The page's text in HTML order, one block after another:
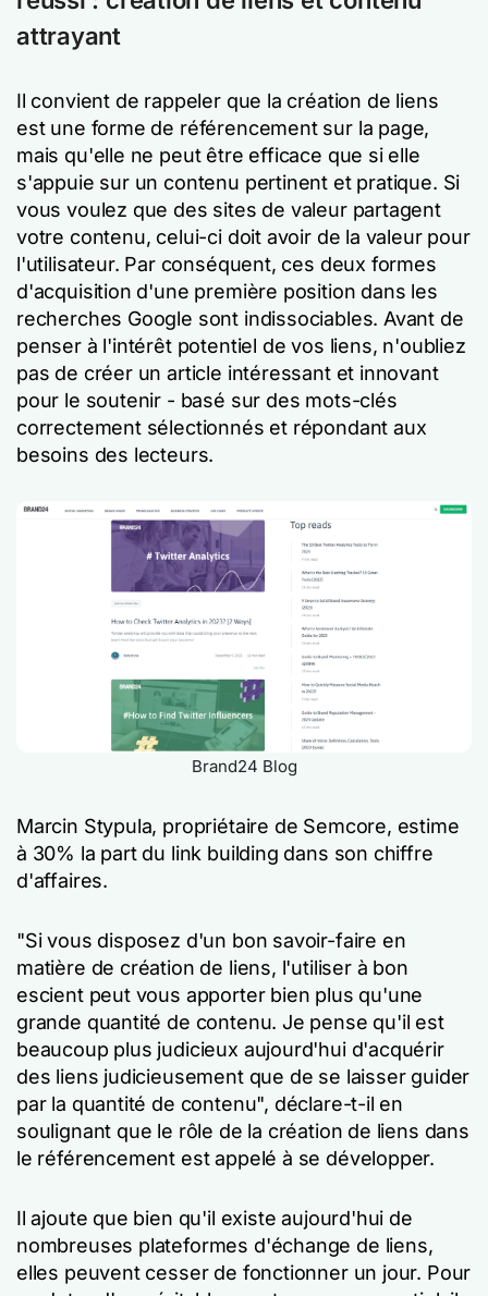
attrayant
Il convient de rappeler que la création de liens
est une forme de référencement sur la page,
mais qu'elle ne peut être efficace que si elle
s'appuie sur un contenu pertinent et pratique. Si
vous voulez que des sites de valeur partagent
votre contenu, celui-ci doit avoir de la valeur pour
l'utilisateur. Par conséquent, ces deux formes
d'acquisition d'une première position dans les
recherches Google sont indissociables. Avant de
penser à l'intérêt potentiel de vos liens, n'oubliez
pas de créer un article intéressant et innovant
pour le soutenir - basé sur des mots-clés
correctement sélectionnés et répondant aux
besoins des lecteurs.
Brand24 Blog
Marcin Stypula, propriétaire de Semcore, estime
à 30% la part du link building dans son chiffre
d'affaires.
"Si vous disposez d'un bon savoir-faire en
matière de création de liens, l'utiliser à bon
escient peut vous apporter bien plus qu'une
grande quantité de contenu. Je pense qu'il est
beaucoup plus judicieux aujourd'hui d'acquérir
des liens judicieusement que de se laisser guider
par la quantité de contenu", déclare-t-il en
soulignant que le rôle de la création de liens dans
le référencement est appelé à se développer.
Il ajoute que bien qu'il existe aujourd'hui de
nombreuses plateformes d'échange de liens,
elles peuvent cesser de fonctionner un jour. Pour